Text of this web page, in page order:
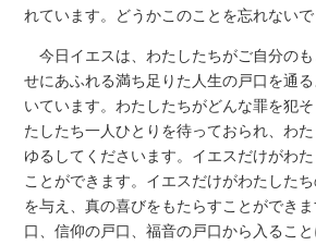
れています。どうかこのことを忘れないで
今日イエスは、わたしたちがご自分の
せにあふれる満ち足りた人生の戸口を通
いています。わたしたちがどんな罪を犯
たしたち一人ひとりを待っておられ、わた
ゆるしてくださいます。イエスだけがわ
ことができます。イエスだけがわたした
を与え、真の喜びをもたらすことができ
口、信仰の戸口、福音の戸口から入るこ